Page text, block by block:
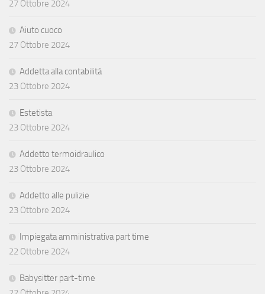
27 Ottobre 2024
Aiuto cuoco
27 Ottobre 2024
Addetta alla contabilità
23 Ottobre 2024
Estetista
23 Ottobre 2024
Addetto termoidraulico
23 Ottobre 2024
Addetto alle pulizie
23 Ottobre 2024
Impiegata amministrativa part time
22 Ottobre 2024
Babysitter part-time